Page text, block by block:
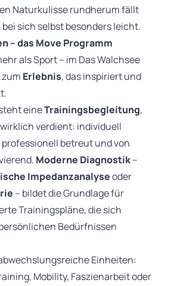
Naturkulisse rundherum fällt
sich selbst besonders leicht.
– das Move Programm
als Sport – im Das Walchsee
Erlebnis, das inspiriert und
eineTrainingsbegleitung,
verdient: individuell
betreut und von
Moderne Diagnostik–
Impedanzanalyseoder
– bildet die Grundlage für
Trainingspläne, die sich
Bedürfnissen
Einheiten:
Mobility, Faszienarbeit oder